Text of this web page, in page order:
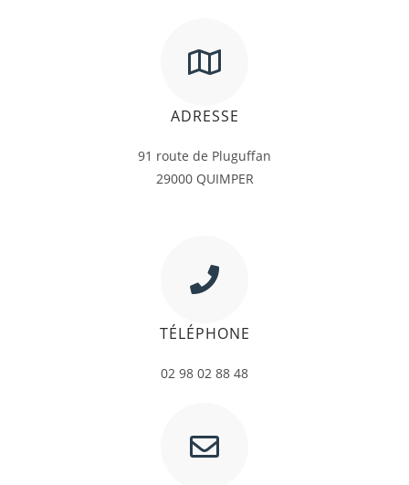
ADRESSE
91 route de Pluguffan
29000 QUIMPER
TÉLÉPHONE
02 98 02 88 48